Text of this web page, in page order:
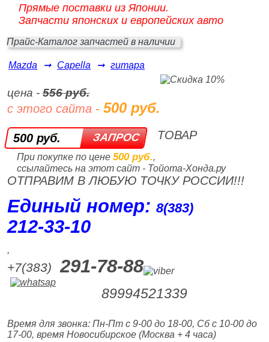
Прямые поставки из Японии.
Запчасти японских и европейских авто
Прайс-Каталог запчастей в наличии
Mazda ➞ Capella ➞ гитара
цена -556 руб.
с этого сайта -500 руб.
500 руб.
При покупке по цене 500 руб.,
ссылайтесь на этот сайт - Тойота-Хонда.ру
ТОВАР
ОТПРАВИМ В ЛЮБУЮ ТОЧКУ РОССИИ!!!
Единый номер:8(383)
212‑33‑10
,
+7(383) 291-78-88
89994521339
Время для звонка: Пн-Пт с 9-00 до 18-00, Сб с 10-00 до
17-00, время Новосибирское (Москва + 4 часа)